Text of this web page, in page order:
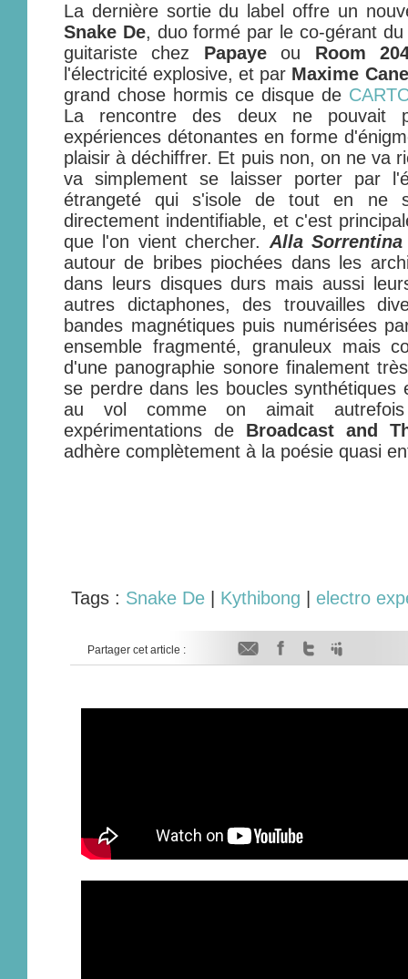
La dernière sortie du label offre un
Snake De, duo formé par le co-gérant
guitariste chez Papayeou Room
l'électricité explosive, et par Maxime
grand chose hormis ce disque de
La rencontre des deux ne pouvait
expériences détonantes en forme
plaisir à déchiffrer. Et puis non, on ne va
va simplement se laisser porter par
étrangeté qui s'isole de tout en ne
directement indentifiable, et c'est
que l'on vient chercher. Alla Sorrentina
autour de bribes piochées dans les
dans leurs disques durs mais aussi
autres dictaphones, des trouvailles
bandes magnétiques puis numérisées
ensemble fragmenté, granuleux mais
d'une panographie sonore finalement
se perdre dans les boucles
au vol comme on aimait
expérimentations de Broadcast and
adhère complètement à la poésie quasi
Tags : Snake De Kythibong electro
Partager cet article :